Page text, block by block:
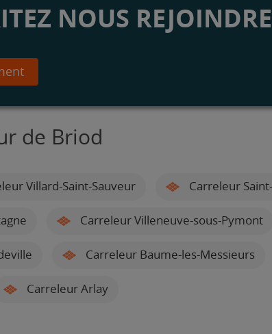
NOUS
de Briod
Villard-Saint-Sauveur Carreleur
Carreleur Villeneuve-sous-Pymont
Carreleur Baume-les-Messieurs
Carreleur Arlay